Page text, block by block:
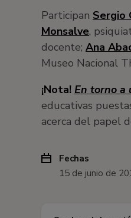
Participan Sergio
Monsalve,
docente; Ana
Museo Nacional
¡Nota! En torno a
educativas
acerca del papel
Fechas
15 de junio de